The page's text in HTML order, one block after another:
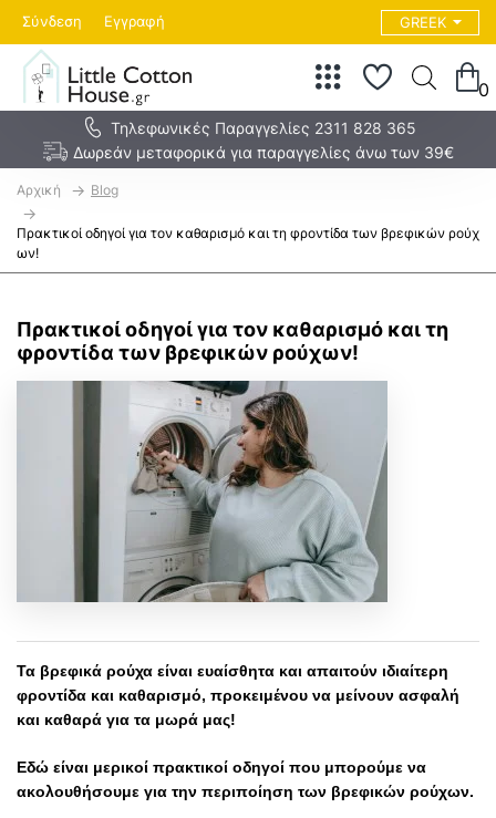
Σύνδεση Εγγραφή GREEK
0
Τηλεφωνικές Παραγγελίες 2311 828 365
Δωρεάν μεταφορικά για παραγγελίες άνω των 39€
m
Blog
Πρακτικοί οδηγοί για τον καθαρισμό και τη φροντίδα των βρεφικών ρούχ
ων!
Πρακτικοί οδηγοί για τον καθαρισμό και τη
φροντίδα των βρεφικών ρούχων!
Τα βρεφικά ρούχα είναι ευαίσθητα και απαιτούν ιδιαίτερη
φροντίδα και καθαρισμό, προκειμένου να μείνουν ασφαλή
και καθαρά για τα μωρά μας!
Εδώ είναι μερικοί πρακτικοί οδηγοί που μπορούμε να
ακολουθήσουμε για την περιποίηση των βρεφικών ρούχων.